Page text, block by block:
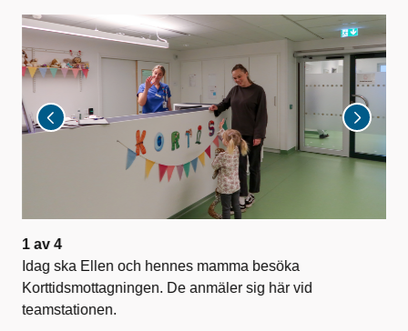
1 av 4
Idag ska Ellen och hennes mamma besöka
Korttidsmottagningen. De anmäler sig här vid
teamstationen.